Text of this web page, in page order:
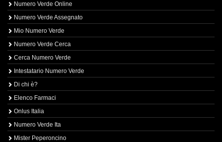
Numero Verde Online
Numero Verde Assegnato
Mio Numero Verde
Numero Verde Cerca
Cerca Numero Verde
Intestatario Numero Verde
Di chi è?
Elenco Farmaci
Onlus Italia
Numero Verde Ita
Mister Peperoncino